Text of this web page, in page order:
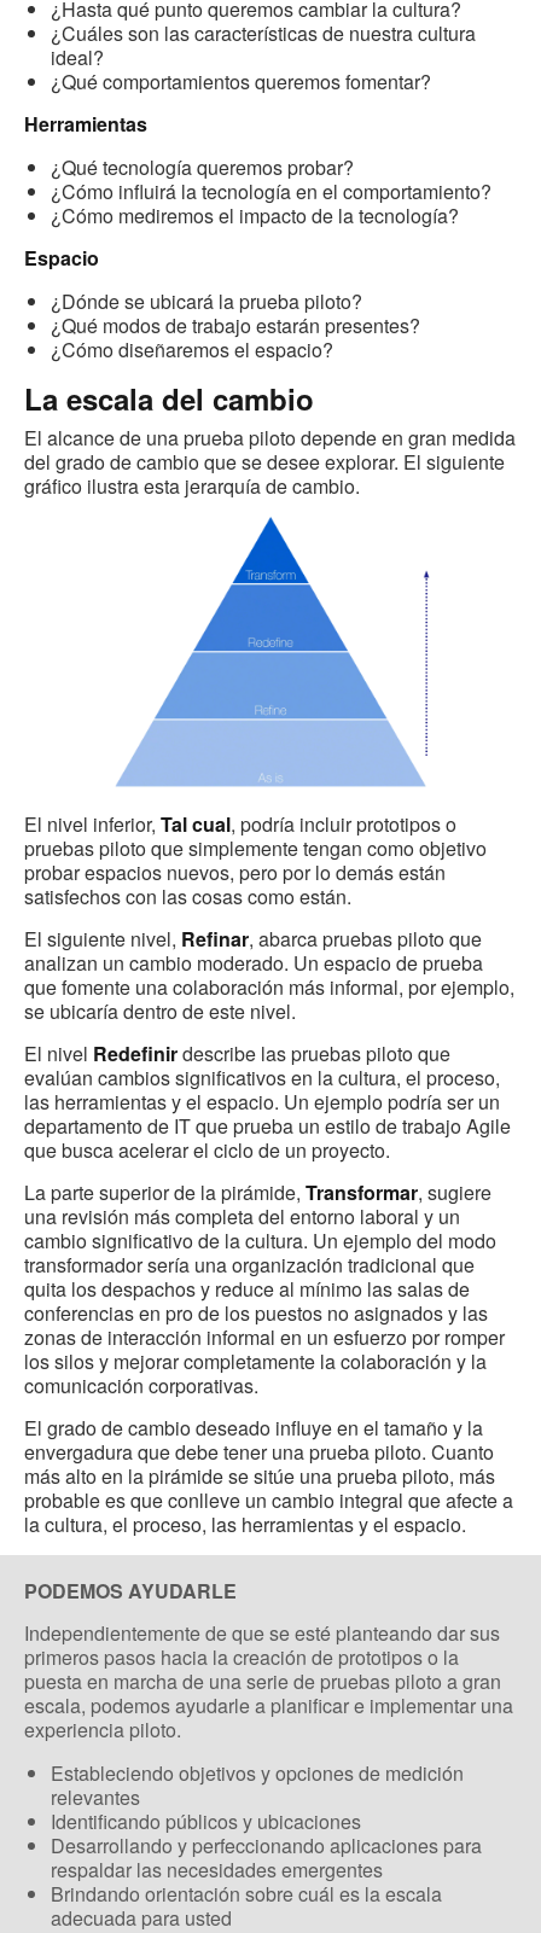
¿Hasta qué punto queremos cambiar la cultura?
¿Cuáles son las características de nuestra cultura
ideal?
¿Qué comportamientos queremos fomentar?
Herramientas
¿Qué tecnología queremos probar?
¿Cómo influirá la tecnología en el comportamiento?
¿Cómo mediremos el impacto de la tecnología?
Espacio
¿Dónde se ubicará la prueba piloto?
¿Qué modos de trabajo estarán presentes?
¿Cómo diseñaremos el espacio?
La escala del cambio
El alcance de una prueba piloto depende en gran medida
del grado de cambio que se desee explorar. El siguiente
gráfico ilustra esta jerarquía de cambio.
El nivel inferior, Tal cual, podría incluir prototipos o
pruebas piloto que simplemente tengan como objetivo
probar espacios nuevos, pero por lo demás están
satisfechos con las cosas como están.
El siguiente nivel, Refinar, abarca pruebas piloto que
analizan un cambio moderado. Un espacio de prueba
que fomente una colaboración más informal, por ejemplo,
se ubicaría dentro de este nivel.
El nivel Redefinirdescribe las pruebas piloto que
evalúan cambios significativos en la cultura, el proceso,
las herramientas y el espacio. Un ejemplo podría ser un
departamento de IT que prueba un estilo de trabajo Agile
que busca acelerar el ciclo de un proyecto.
La parte superior de la pirámide, Transformar, sugiere
una revisión más completa del entorno laboral y un
cambio significativo de la cultura. Un ejemplo del modo
transformador sería una organización tradicional que
quita los despachos y reduce al mínimo las salas de
conferencias en pro de los puestos no asignados y las
zonas de interacción informal en un esfuerzo por romper
los silos y mejorar completamente la colaboración y la
comunicación corporativas.
El grado de cambio deseado influye en el tamaño y la
envergadura que debe tener una prueba piloto. Cuanto
más alto en la pirámide se sitúe una prueba piloto, más
probable es que conlleve un cambio integral que afecte a
la cultura, el proceso, las herramientas y el espacio.
PODEMOS AYUDARLE
Independientemente de que se esté planteando dar sus
primeros pasos hacia la creación de prototipos o la
puesta en marcha de una serie de pruebas piloto a gran
escala, podemos ayudarle a planificar e implementar una
experiencia piloto.
Estableciendo objetivos y opciones de medición
relevantes
Identificando públicos y ubicaciones
Desarrollando y perfeccionando aplicaciones para
respaldar las necesidades emergentes
Brindando orientación sobre cuál es la escala
adecuada para usted